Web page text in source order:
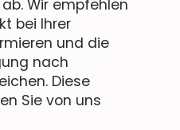
Wir empfehlen
bei Ihrer
und die
nach
Diese
Sie von uns